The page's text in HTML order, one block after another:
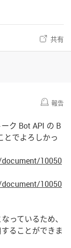
共有
報告
ク Bot API の B
でよろしかっ
10050
10050
っているため、
ることができま